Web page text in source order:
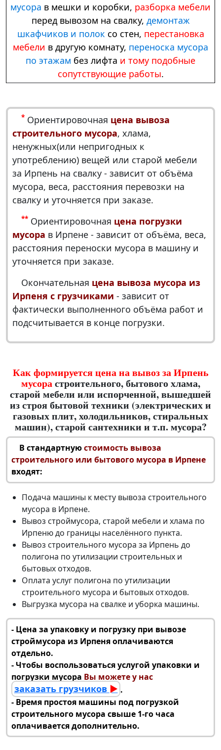
мусора в мешки и коробки, разборка мебели
перед вывозом на свалку, демонтаж
шкафчиков и полок со стен, перестановка
мебели в другую комнату, переноска мусора
по этажам без лифта и тому подобные
сопутствующие работы.
*Ориентировочная цена вывоза
строительного мусора, хлама,
ненужных(или непригодных к
употреблению) вещей или старой мебели
за Ирпень на свалку - зависит от объёма
мусора, веса, расстояния перевозки на
свалку и уточняется при заказе.
**Ориентировочная цена погрузки
мусора в Ирпене - зависит от объёма, веса,
расстояния переноски мусора в машину и
уточняется при заказе.
Окончательная цена вывоза мусора из
Ирпеня с грузчиками - зависит от
фактически выполненного объёма работ и
подсчитывается в конце погрузки.
Как формируется цена на вывоз за Ирпень
мусорастроительного, бытового хлама,
старой мебели или испорченной, вышедшей
из строя бытовой техники (электрических и
газовых плит, холодильников, стиральных
машин), старой сантехники и т.п. мусора?
В стандартнуюстоимость вывоза
строительного или бытового мусора в Ирпене
входят:
Подача машины к месту вывоза строительного
мусора в Ирпене.
Вывоз строймусора, старой мебели и хлама по
Ирпеню до границы населённого пункта.
Вывоз строительного мусора за Ирпень до
полигона по утилизации строительных и
бытовых отходов.
Оплата услуг полигона по утилизации
строительного мусора и бытовых отходов.
Выгрузка мусора на свалке и уборка машины.
‑ Цена за упаковку и погрузку при вывозе
строймусора из Ирпеняоплачиваются
отдельно.
‑ Чтобы воспользоваться услугой упаковки и
погрузки мусора Вы можете у нас
заказать грузчиков ► .
‑ Время простоя машины под погрузкой
строительного мусора свыше 1-го часа
оплачивается дополнительно.